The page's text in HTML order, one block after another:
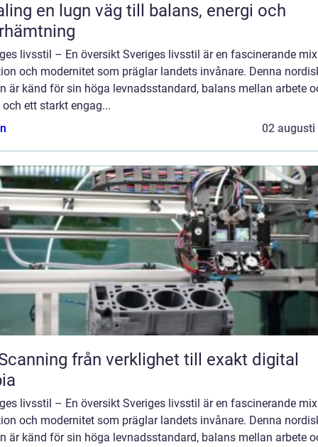
balans, energi och
livsstil – En översikt Sveriges livsstil är en fascinerande
och modernitet som präglar landets invånare. Denna
är känd för sin höga levnadsstandard, balans mellan arbete
ett starkt engag...
02 augusti
verklighet till exakt digital
livsstil – En översikt Sveriges livsstil är en fascinerande
och modernitet som präglar landets invånare. Denna
är känd för sin höga levnadsstandard, balans mellan arbete